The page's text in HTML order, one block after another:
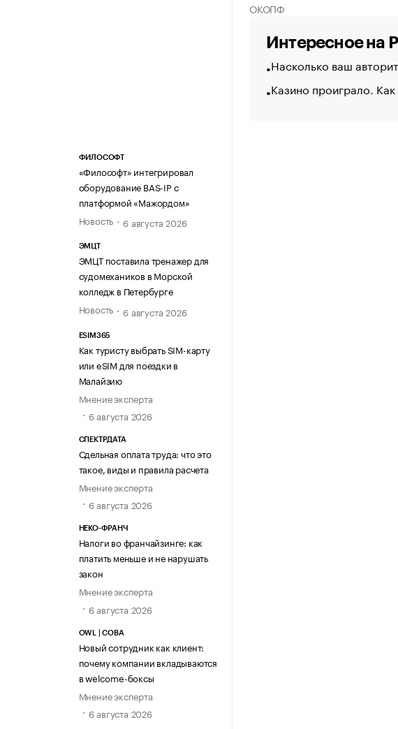
ФИЛОСОФТ
«Философт» интегрировал
оборудование BAS-IP с
платформой «Мажордом»
Новость
6 августа 2026
ЭМЦТ
ЭМЦТ поставила тренажер для
судомехаников в Морской
колледж в Петербурге
Новость
6 августа 2026
ESIM365
Как туристу выбрать SIM-карту
или eSIM для поездки в
Малайзию
Мнение эксперта
6 августа 2026
СПЕКТРДАТА
Сдельная оплата труда: что это
такое, виды и правила расчета
Мнение эксперта
6 августа 2026
НЕКО-ФРАНЧ
Налоги во франчайзинге: как
платить меньше и не нарушать
закон
Мнение эксперта
6 августа 2026
OWL | СОВА
Новый сотрудник как клиент:
почему компании вкладываются
в welcome-боксы
Мнение эксперта
6 августа 2026
ОКОПФ
Интересное на
Насколько ваш
Казино проиграло.